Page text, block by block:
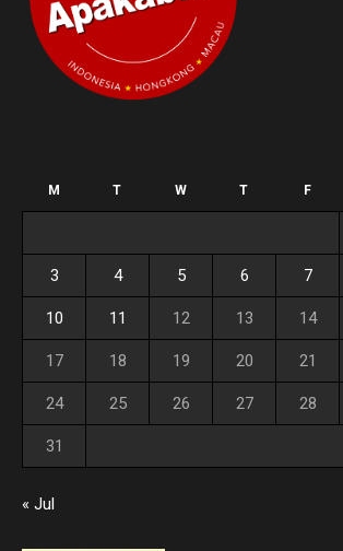
M T W T F
3 4 5 6 7
10 11 12 13 14
17 18 19 20 21
24 25 26 27 28
31
« Jul